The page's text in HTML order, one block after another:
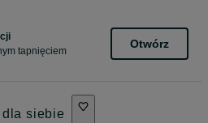
tapnięciem
Otwórz
siebie